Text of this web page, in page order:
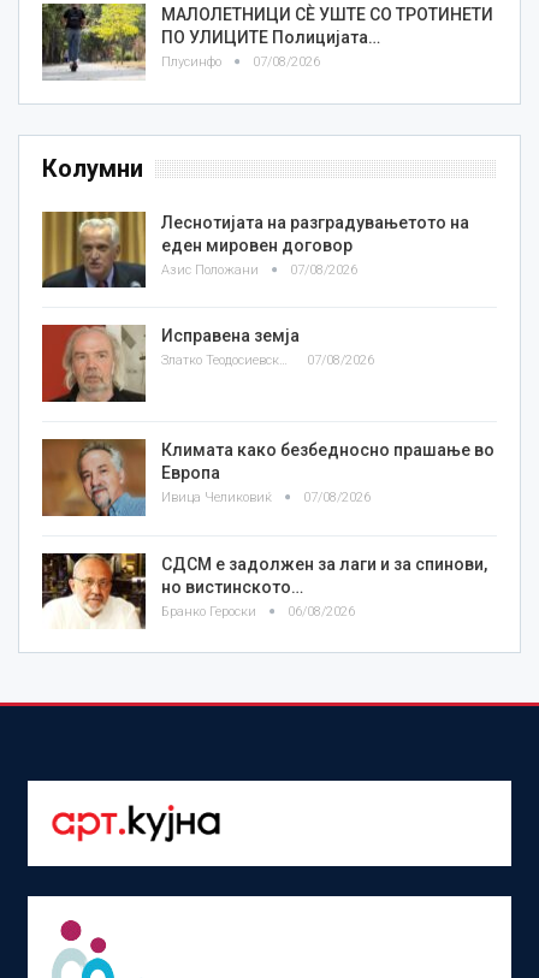
МАЛОЛЕТНИЦИ СÈ УШТЕ СО ТРОТИНЕТИ
ПО УЛИЦИТЕ Полицијата…
Плусинфо 07/08/2026
Колумни
Леснотијата на разградувањетото на
еден мировен договор
Азис Положани 07/08/2026
Исправена земја
Златко Теодосиевски 07/08/2026
Климата како безбедносно прашање во
Европа
Ивица Челиковиќ 07/08/2026
СДСМ е задолжен за лаги и за спинови,
но вистинското…
Бранко Героски 06/08/2026